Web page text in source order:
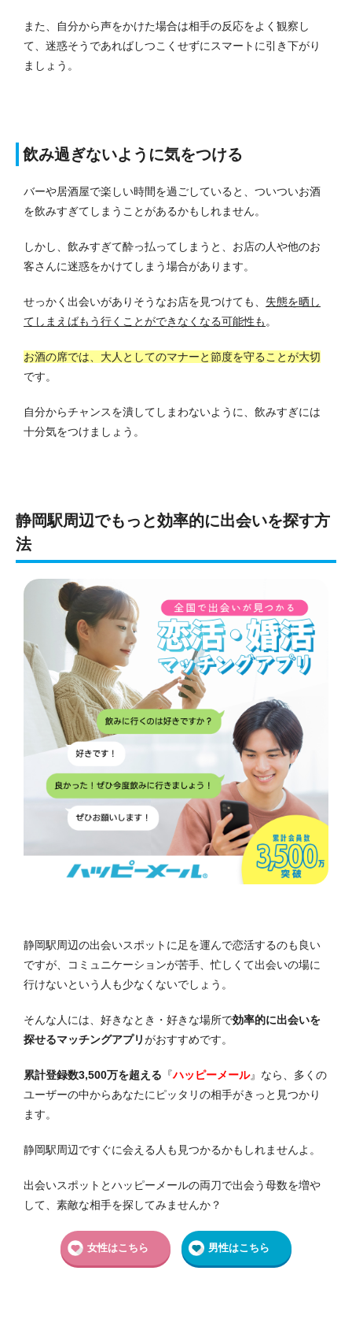
また、自分から声をかけた場合は相手の反応をよく観察し
て、迷惑そうであればしつこくせずにスマートに引き下がり
ましょう。
飲み過ぎないように気をつける
バーや居酒屋で楽しい時間を過ごしていると、ついついお酒
を飲みすぎてしまうことがあるかもしれません。
しかし、飲みすぎて酔っ払ってしまうと、お店の人や他のお
客さんに迷惑をかけてしまう場合があります。
せっかく出会いがありそうなお店を見つけても、 失態を晒し
てしまえばもう行くことができなくなる可能性も。
お酒の席では、大人としてのマナーと節度を守ることが大切
です。
自分からチャンスを潰してしまわないように、飲みすぎには
十分気をつけましょう。
静岡駅周辺でもっと効率的に出会いを探す方
法
静岡駅周辺の出会いスポットに足を運んで恋活するのも良い
ですが、コミュニケーションが苦手、忙しくて出会いの場に
行けないという人も少なくないでしょう。
そんな人には、好きなとき・好きな場所で効率的に出会いを
探せるマッチングアプリがおすすめです。
累計登録数3,500万を超える 『ハッピーメール』なら、多くの
ユーザーの中からあなたにピッタリの相手がきっと見つかり
ます。
静岡駅周辺ですぐに会える人も見つかるかもしれませんよ。
出会いスポットとハッピーメールの両刀で出会う母数を増や
して、素敵な相手を探してみませんか？
女性はこちら 男性はこちら